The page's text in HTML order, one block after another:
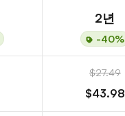
2년
-40%
$27.49
$43.98